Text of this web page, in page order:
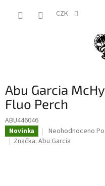
CZK
Abu Garcia
Fluo Perch
ABU446046
Novinka
Průměrné
hodnocení
Neohodnoceno
Značka: Abu Garcia